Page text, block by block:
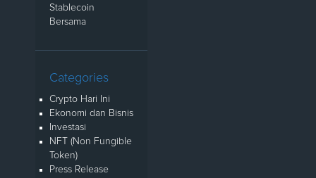
Stablecoin
Bersama
Categories
Crypto Hari Ini
Ekonomi dan Bisnis
Investasi
NFT (Non Fungible
Token)
Press Release